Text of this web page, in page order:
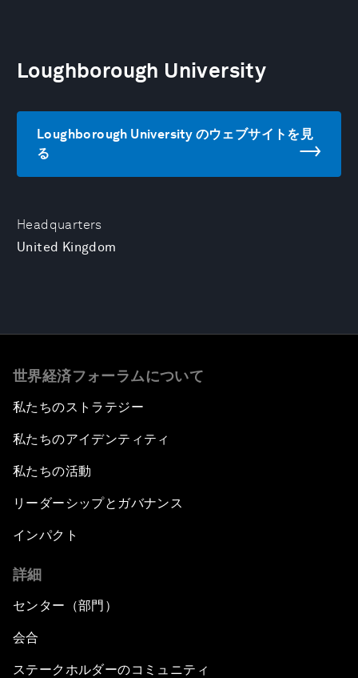
Headquarters
United Kingdom
Loughborough University
Loughborough University のウェブサイトを見
る
世界経済フォーラムについて
私たちのストラテジー
私たちのアイデンティティ
私たちの活動
リーダーシップとガバナンス
インパクト
詳細
センター（部門）
会合
ステークホルダーのコミュニティ